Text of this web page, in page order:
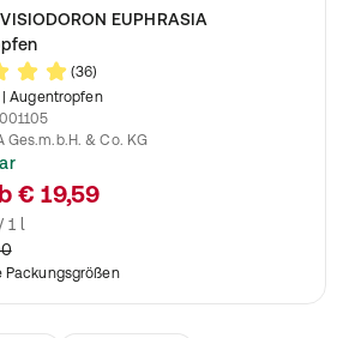
EUPHRASIA
(36)
| Augentropfen
Ges.m.b.H. & Co. KG
gereizten und überanstrengten Augen
€ 19,59
1 l
Packungsgrößen